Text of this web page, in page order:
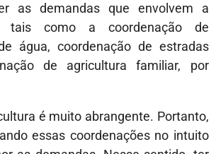
as demandas que envolvem a
tais como a coordenação de
água, coordenação de estradas
de agricultura familiar, por
é muito abrangente. Portanto,
essas coordenações no intuito